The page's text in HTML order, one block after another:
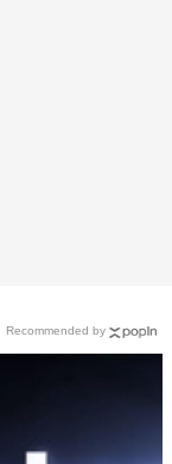
Recommended by